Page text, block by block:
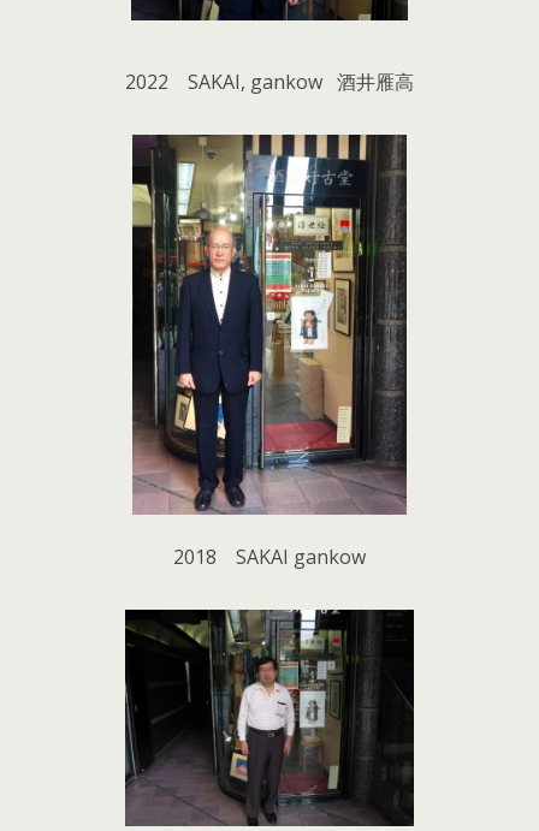
2022 SAKAI, gankow 酒井雁高
2018 SAKAI gankow